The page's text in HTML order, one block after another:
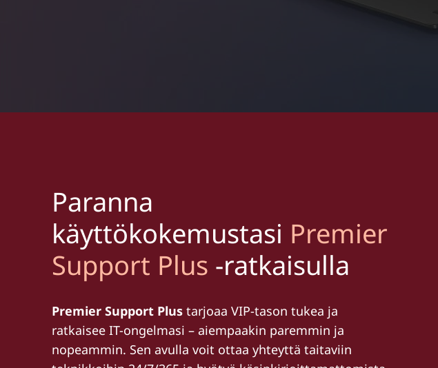
Paranna
käyttökokemustasi Premier
Support Plus -ratkaisulla
Premier Support Plus tarjoaa VIP-tason tukea ja
ratkaisee IT-ongelmasi – aiempaakin paremmin ja
nopeammin. Sen avulla voit ottaa yhteyttä taitaviin